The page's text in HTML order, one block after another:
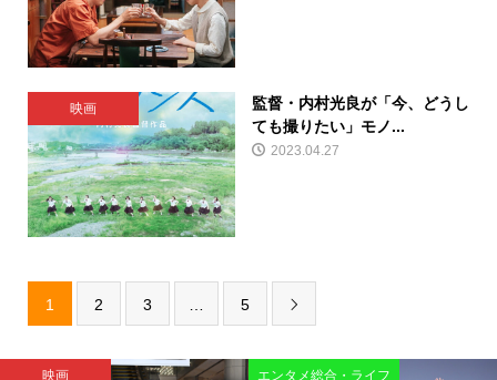
映画
監督・内村光良が「今、どうし
ても撮りたい」モノ...
2023.04.27
1 2 3 5 
映画 エンタメ総合・ライフ